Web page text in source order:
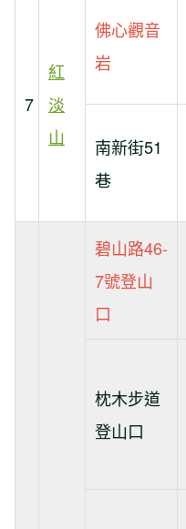
7
紅
淡
山
佛心觀音
岩
南新街51
巷
碧山路46-
7號登山
口
枕木步道
登山口